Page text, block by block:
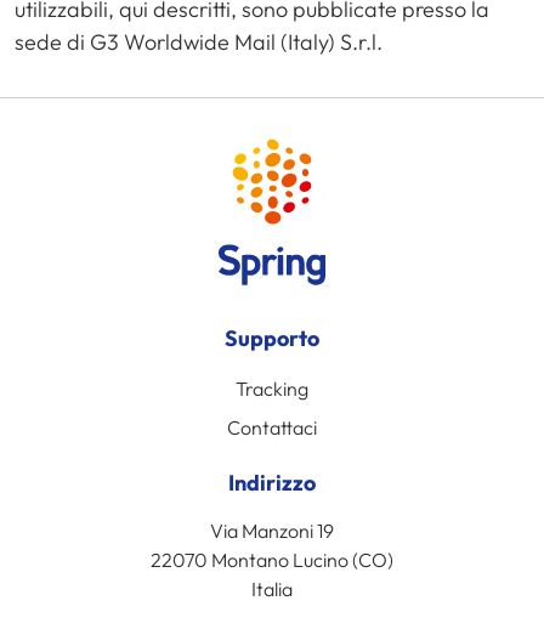
utilizzabili, qui descritti, sono pubblicate presso la
sede di G3 Worldwide Mail (Italy) S.r.l.
Supporto
Tracking
Contattaci
Indirizzo
Via Manzoni 19
22070 Montano Lucino (CO)
Italia